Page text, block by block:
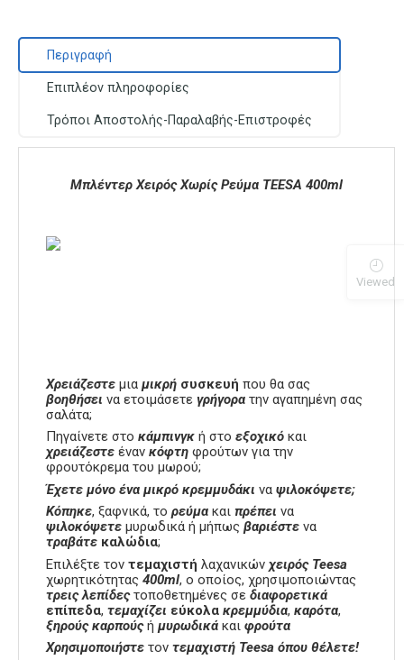
Περιγραφή
Επιπλέον πληροφορίες
Τρόποι Αποστολής-Παραλαβής-Επιστροφές
Μπλέντερ Χειρός Χωρίς Ρεύμα TEESA 400ml
Χρειάζεστε μια μικρή συσκευή που θα σας
βοηθήσει να ετοιμάσετε γρήγορα την αγαπημένη σας
σαλάτα;
Πηγαίνετε στο κάμπινγκ ή στο εξοχικό και
χρειάζεστε έναν κόφτη φρούτων για την
φρουτόκρεμα του μωρού;
Έχετε μόνο ένα μικρό κρεμμυδάκι να ψιλοκόψετε;
Κόπηκε, ξαφνικά, το ρεύμα και πρέπει να
ψιλοκόψετε μυρωδικά ή μήπως βαριέστε να
τραβάτε καλώδια;
Επιλέξτε τον τεμαχιστή λαχανικών χειρός Teesa
χωρητικότητας 400ml, ο οποίος, χρησιμοποιώντας
τρεις λεπίδες τοποθετημένες σε διαφορετικά
επίπεδα, τεμαχίζει εύκολα κρεμμύδια, καρότα,
ξηρούς καρπούςή μυρωδικά και φρούτα
Χρησιμοποιήστε τον τεμαχιστή Teesa όπου θέλετε!
Viewed